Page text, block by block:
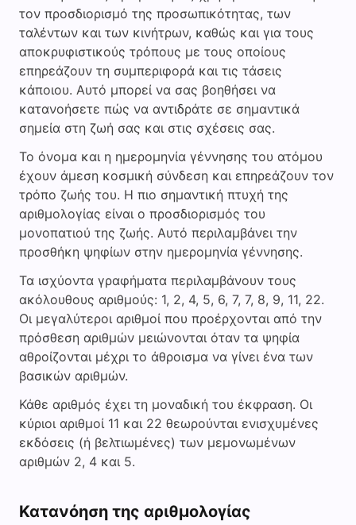
τον προσδιορισμό της προσωπικότητας, των
ταλέντων και των κινήτρων, καθώς και για τους
αποκρυφιστικούς τρόπους με τους οποίους
επηρεάζουν τη συμπεριφορά και τις τάσεις
κάποιου. Αυτό μπορεί να σας βοηθήσει να
κατανοήσετε πώς να αντιδράτε σε σημαντικά
σημεία στη ζωή σας και στις σχέσεις σας.
Το όνομα και η ημερομηνία γέννησης του ατόμου
έχουν άμεση κοσμική σύνδεση και επηρεάζουν τον
τρόπο ζωής του. Η πιο σημαντική πτυχή της
αριθμολογίας είναι ο προσδιορισμός του
μονοπατιού της ζωής. Αυτό περιλαμβάνει την
προσθήκη ψηφίων στην ημερομηνία γέννησης.
Τα ισχύοντα γραφήματα περιλαμβάνουν τους
ακόλουθους αριθμούς: 1, 2, 4, 5, 6, 7, 7, 8, 9, 11, 22.
Οι μεγαλύτεροι αριθμοί που προέρχονται από την
πρόσθεση αριθμών μειώνονται όταν τα ψηφία
αθροίζονται μέχρι το άθροισμα να γίνει ένα των
βασικών αριθμών.
Κάθε αριθμός έχει τη μοναδική του έκφραση. Οι
κύριοι αριθμοί 11 και 22 θεωρούνται ενισχυμένες
εκδόσεις (ή βελτιωμένες) των μεμονωμένων
αριθμών 2, 4 και 5.
Κατανόηση της αριθμολογίας